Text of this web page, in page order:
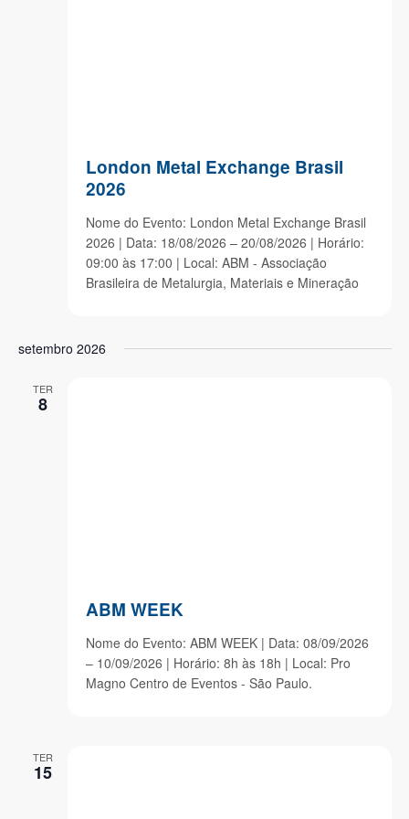
London Metal Exchange Brasil
2026
Nome do Evento: London Metal Exchange Brasil
2026 | Data: 18/08/2026 – 20/08/2026 | Horário:
09:00 às 17:00 | Local: ABM - Associação
Brasileira de Metalurgia, Materiais e Mineração
setembro 2026
TER
8
ABM WEEK
Nome do Evento: ABM WEEK | Data: 08/09/2026
– 10/09/2026 | Horário: 8h às 18h | Local: Pro
Magno Centro de Eventos - São Paulo.
TER
15